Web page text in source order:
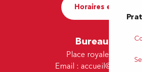
Horaires et contact
Bureau de Pau
Place royale - 64000
Email :